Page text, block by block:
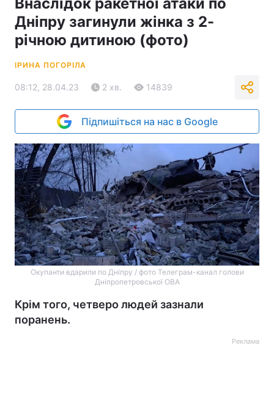
Дніпру загинули жінка з 2-
річною дитиною (фото)
ІРИНА ПОГОРІЛА
08:12, 28.04.23 2 хв. 14839
Підпишіться на нас в Google
Окупанти вдарили по Дніпру / фото Телеграм-канал голови
Дніпропетровської ОВА
Крім того, четверо людей зазнали
поранень.
Реклама